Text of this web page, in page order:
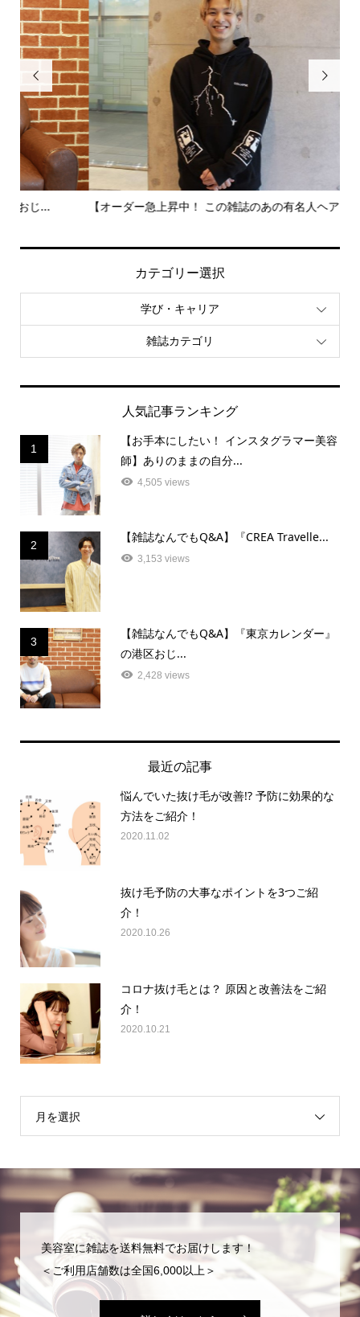

【オーダー急上昇中！ この雑誌のあの有名人ヘア】BAILA3...

カテゴリー選択
学び・キャリア
雑誌カテゴリ
人気記事ランキング
1
【お手本にしたい！ インスタグラマー美容
師】ありのままの自分...
4,505 views
2
【雑誌なんでもQ&A】『CREA Travelle...
3,153 views
3
【雑誌なんでもQ&A】『東京カレンダー』
の港区おじ...
2,428 views
最近の記事
悩んでいた抜け毛が改善!? 予防に効果的な
方法をご紹介！
2020.11.02
抜け毛予防の大事なポイントを3つご紹
介！
2020.10.26
コロナ抜け毛とは？ 原因と改善法をご紹
介！
2020.10.21
月を選択
美容室に雑誌を送料無料でお届けします！
＜ご利用店舗数は全国6,000以上＞